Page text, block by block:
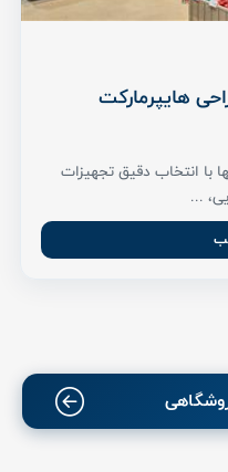
هایپرمارکت
با انتخاب دقیق تجهیزات
...